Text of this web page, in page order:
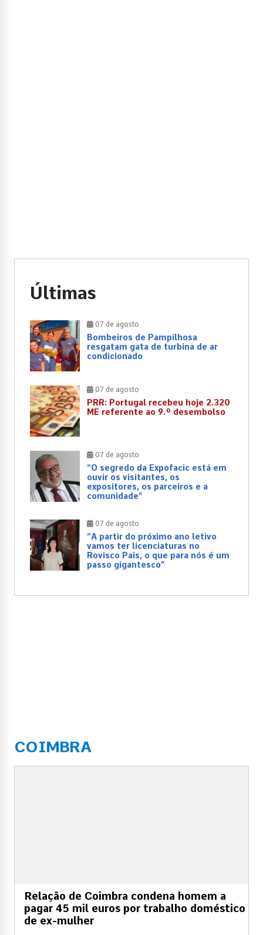
Últimas
07 de agosto
Bombeiros de Pampilhosa
resgatam gata de turbina de ar
condicionado
07 de agosto
PRR: Portugal recebeu hoje 2.320
ME referente ao 9.º desembolso
07 de agosto
“O segredo da Expofacic está em
ouvir os visitantes, os
expositores, os parceiros e a
comunidade”
07 de agosto
“A partir do próximo ano letivo
vamos ter licenciaturas no
Rovisco Pais, o que para nós é um
passo gigantesco”
COIMBRA
Relação de Coimbra condena homem a
pagar 45 mil euros por trabalho doméstico
de ex-mulher